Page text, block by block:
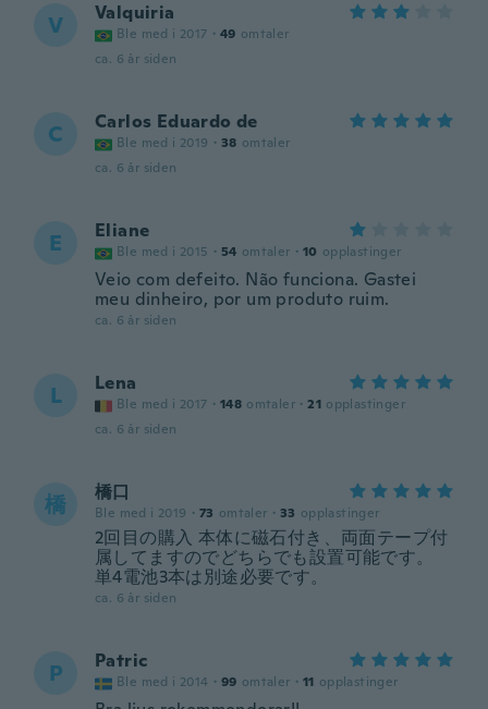
V Valquiria
Ble med i 2017 · 49 omtaler
ca. 6 år siden
C Carlos Eduardo de
Ble med i 2019 · 38 omtaler
ca. 6 år siden
E Eliane
Ble med i 2015 · 54 omtaler · 10 opplastinger
Veio com defeito. Não funciona. Gastei
meu dinheiro, por um produto ruim.
ca. 6 år siden
L Lena
Ble med i 2017 · 148 omtaler · 21 opplastinger
ca. 6 år siden
橋 橋口
Ble med i 2019 · 73 omtaler · 33 opplastinger
2回目の購入 本体に磁石付き、両面テープ付
属してますのでどちらでも設置可能です。
単4電池3本は別途必要です。
ca. 6 år siden
P Patric
Ble med i 2014 · 99 omtaler · 11 opplastinger